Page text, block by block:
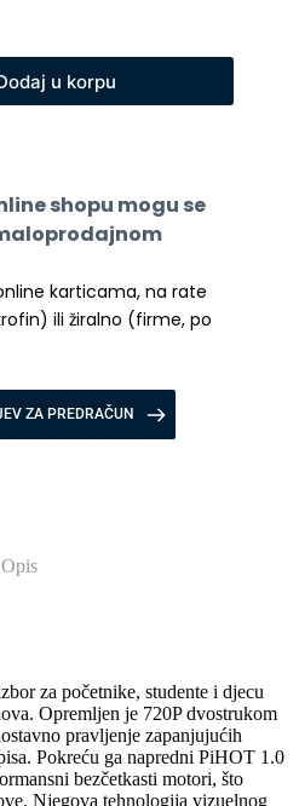
u korpu
shopu mogu se
karticama, na rate
ili žiralno (firme, po
ZA PREDRAČUN
Opis
za početnike, studente i djecu
Opremljen je 720P dvostrukom
pravljenje zapanjujućih
Pokreću ga napredni PiHOT 1.0
bezčetkasti motori, što
Njegova tehnologija vizuelnog